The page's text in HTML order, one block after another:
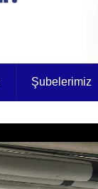
Şubelerimiz